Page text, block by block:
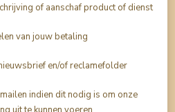
of aanschaf product of dienst
van jouw betaling
en/of reclamefolder
indien dit nodig is om onze